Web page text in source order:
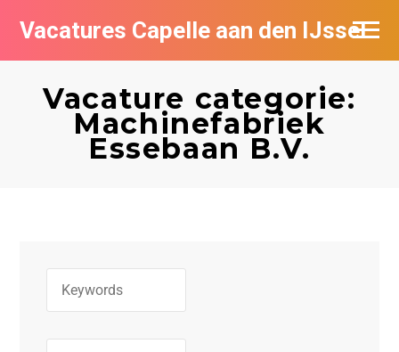
Vacatures Capelle aan den IJssel
Vacature categorie:
Machinefabriek
Essebaan B.V.